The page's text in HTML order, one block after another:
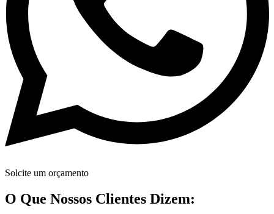
Solcite um orçamento
O Que Nossos Clientes Dizem: